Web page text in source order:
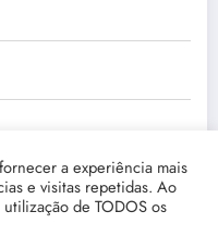
a experiência mais
e visitas repetidas. Ao
de TODOS os